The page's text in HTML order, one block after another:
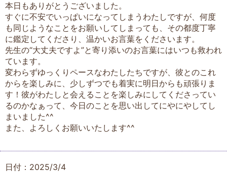
本日もありがとうございました。
すぐに不安でいっぱいになってしまうわたしですが、何度
も同じようなことをお願いしてしまっても、その都度丁寧
に鑑定してくださり、温かいお言葉をくださいます。
先生の“大丈夫ですよ”と寄り添いのお言葉にはいつも救われ
ています。
変わらずゆっくりペースなわたしたちですが、彼とのこれ
からを楽しみに、少しずつでも着実に明日からも頑張りま
す！彼がわたしと会えることを楽しみにしてくださってい
るのかなぁって、今日のことを思い出してにやにやしてし
まいました^^
また、よろしくお願いいたします^^
日付：2025/3/4